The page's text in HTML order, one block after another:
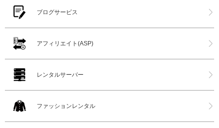
ブログサービス
アフィリエイト(ASP)
レンタルサーバー
ファッションレンタル